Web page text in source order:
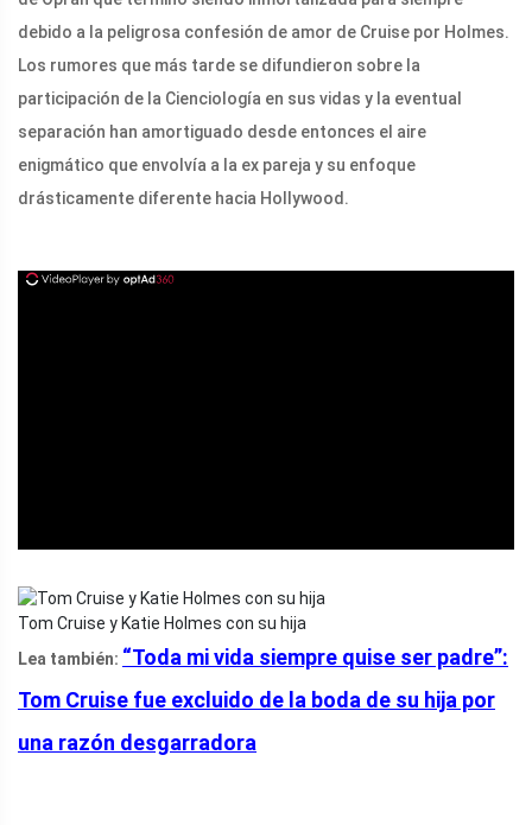
debido a la peligrosa confesión de amor de Cruise por Holmes.
Los rumores que más tarde se difundieron sobre la
participación de la Cienciología en sus vidas y la eventual
separación han amortiguado desde entonces el aire
enigmático que envolvía a la ex pareja y su enfoque
drásticamente diferente hacia Hollywood.
Tom Cruise y Katie Holmes con su hija
Lea también: “Toda mi vida siempre quise ser padre”:
Tom Cruise fue excluido de la boda de su hija por
una razón desgarradora